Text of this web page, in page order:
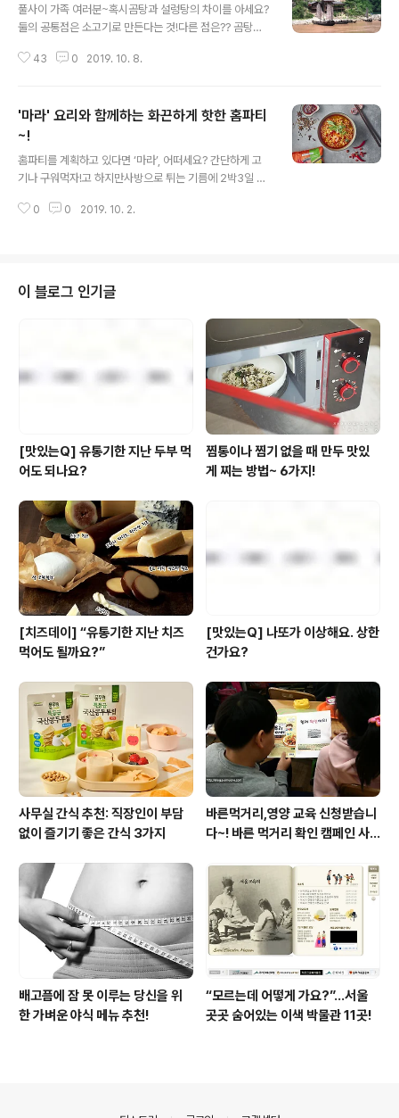
풀사이 가족 여러분~혹시곰탕과 설렁탕의 차이를 아세요?
둘의 공통점은 소고기로 만든다는 것!다른 점은?? 곰탕은
냅니다. 아하! 하지만 식당마다 조리법이 조금씩 달라 실제
어떤 차이가 있을까요? 얼얼하게 매운 마라탕면의 맛과 훠
궈의 맛이 크게 다른 것 같지는 않은데요. 닮은 듯 다른, 다
른 듯 닮은 마라탕과 훠궈 이야기를 풀어봅니다~. ^^ 마라
탕과 훠궈, 결론부터 이야기 하면마라탕은 끓여주는 걸 먹
고,훠궈는 끓여가며 먹습니다. 으응? @@? 훠궈는, 여러
사람이 둘러 앉아 식탁에서 직접 끓여가며 먹고요, 마라탕
43 0 2019. 10. 8.
'마라' 요리와 함께하는 화끈하게 핫한 홈파티
~!
홈파티를 계획하고 있다면 ‘마라’, 어떠세요? 간단하게 고
기나 구워먹자!고 하지만사방으로 튀는 기름에 2박3일 사
죠. ^^;; 갈비찜, 잡채는 뭔가 올드하고,월남쌈은 채 썰기가
적인 비주얼의 마라탕면은 물론마라샹궈, 마라룽샤, 마라
촨 등대표 마라 요리들을 어렵지 않게 만들 수 있습니다. 평
소 생면식감 라면을 맛있게 끓일 수 있는 정도의 요리 솜씨
라면 충분. 풀반장이 도와드릴게요~! ^^ 홈메이드 ‘마라’ 파
티를 위한 기본 공식 집에서 마라 요리를 만들 때 몇 가지
기본 공식을 기억하면..
0 0 2019. 10. 2.
이 블로그 인기글
[맛있는Q] 유통기한 지난 두부 먹
어도 되나요?
찜통이나 찜기 없을 때 만두 맛있
게 찌는 방법~ 6가지!
[치즈데이] “유통기한 지난 치즈
먹어도 될까요?”
[맛있는Q] 나또가 이상해요. 상한
건가요?
사무실 간식 추천: 직장인이 부담
없이 즐기기 좋은 간식 3가지
바른먹거리,영양 교육 신청받습니
다~! 바른 먹거리 확인 캠페인 사
배고픔에 잠 못 이루는 당신을 위
한 가벼운 야식 메뉴 추천!
“모르는데 어떻게 가요?”...서울
곳곳 숨어있는 이색 박물관 11곳!